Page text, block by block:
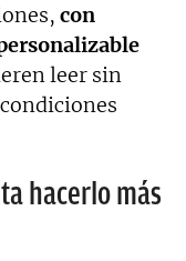
con
leer sin
hacerlo más